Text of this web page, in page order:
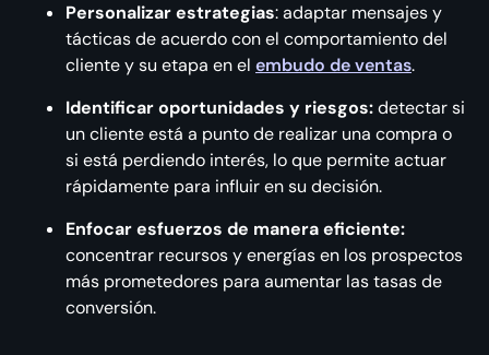
Personalizar estrategias: adaptar mensajes y
tácticas de acuerdo con el comportamiento del
cliente y su etapa en el embudo de ventas.
Identificar oportunidades y riesgos:detectar si
un cliente está a punto de realizar una compra o
si está perdiendo interés, lo que permite actuar
rápidamente para influir en su decisión.
Enfocar esfuerzos de manera eficiente:
concentrar recursos y energías en los prospectos
más prometedores para aumentar las tasas de
conversión.